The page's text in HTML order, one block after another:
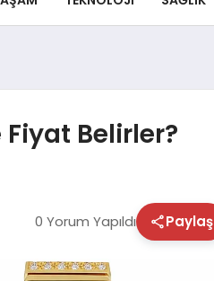
Belirler?
0 Yorum Yapıldı Paylaş